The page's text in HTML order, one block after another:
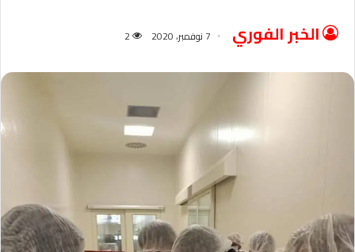
الخبر الفوري 7 نوفمبر، 2020 2